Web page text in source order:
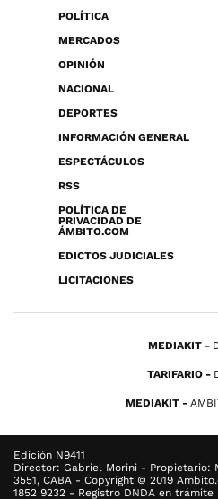
POLÍTICA
MERCADOS
OPINIÓN
NACIONAL
DEPORTES
INFORMACIÓN GENERAL
ESPECTÁCULOS
RSS
POLÍTICA DE
PRIVACIDAD DE
ÁMBITO.COM
EDICTOS JUDICIALES
LICITACIONES
MEDIAKIT
TARIFARIO
MEDIAKIT
Edición N9411
Director: Gabriel Morini - Propietario:
3551, CABA - Copyright © 2019
1852 9232 - Registro DNDA en